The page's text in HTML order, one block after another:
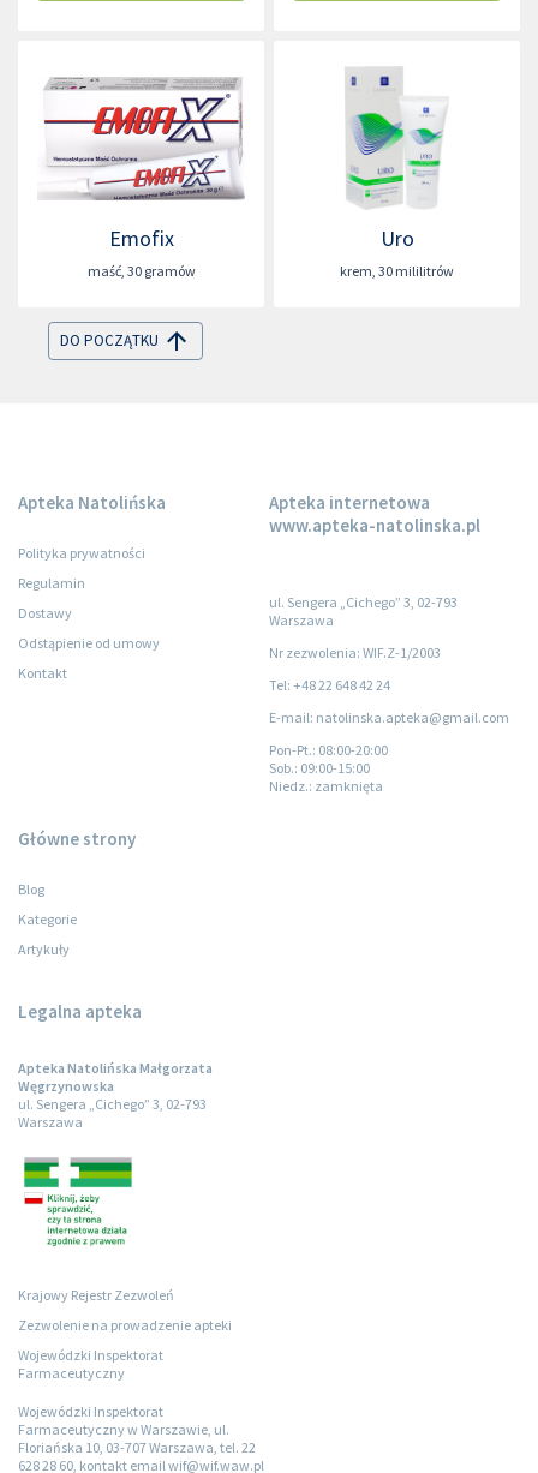
Emofix
maść, 30 gramów
Uro
krem 30 mililitrów
DO POCZĄTKU
Apteka Natolińska
Polityka prywatności
Regulamin
Dostawy
Odstąpienie od umowy
Kontakt
Apteka internetowa
www.apteka-natolinska.pl
ul. Sengera „Cichego” 3, 02-793
Warszawa
Nr zezwolenia: WIF.Z-1/2003
Tel: +48 22 648 42 24
E-mail: natolinska.apteka@gmail.com
Pon-Pt.: 08:00-20:00
Sob.: 09:00-15:00
Niedz.: zamknięta
Główne strony
Blog
Kategorie
Artykuły
Legalna apteka
Apteka Natolińska Małgorzata
Węgrzynowska
ul. Sengera „Cichego” 3, 02-793
Warszawa
Krajowy Rejestr Zezwoleń
Zezwolenie na prowadzenie apteki
Wojewódzki Inspektorat
Farmaceutyczny
Wojewódzki Inspektorat
Farmaceutyczny w Warszawie, ul.
Floriańska 10, 03-707 Warszawa, tel. 22
628 28 60, kontakt email wif@wif.waw.pl